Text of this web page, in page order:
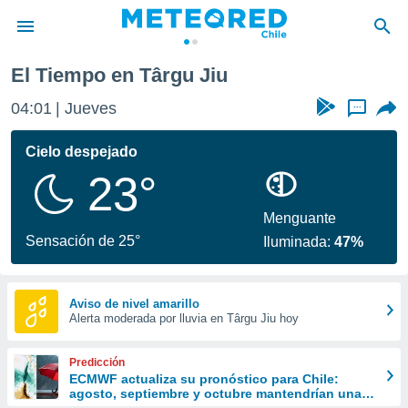
de
por
se
calidad.
a este
las
y
forma
digital
basada
El Tiempo en Târgu Jiu
04:01 Jueves ...
Cielo despejado
23°
Sensación de 25°
Menguante
Iluminada:47%
Aviso de nivel amarillo
Alerta moderada por lluvia en Târgu Jiu hoy
Predicción
ECMWF actualiza su pronóstico para Chile:
agosto, septiembre y octubre mantendrían una